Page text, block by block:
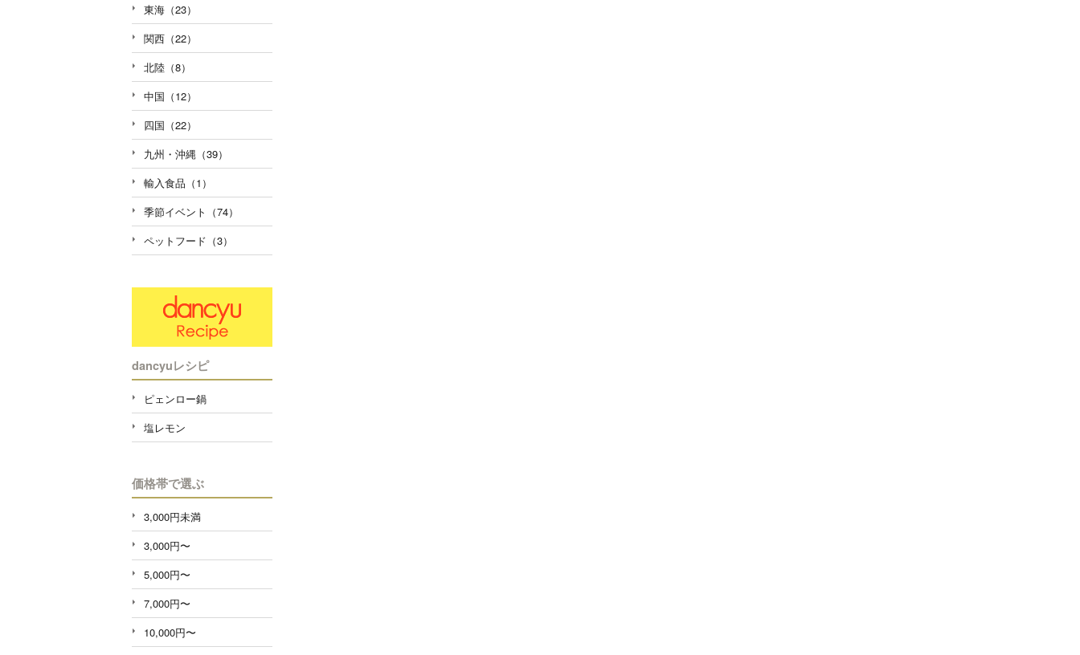
東海（23）
関西（22）
北陸（8）
中国（12）
四国（22）
九州・沖縄（39）
輸入食品（1）
季節イベント（74）
ペットフード（3）
dancyuレシピ
ピェンロー鍋
塩レモン
価格帯で選ぶ
3,000円未満
3,000円〜
5,000円〜
7,000円〜
10,000円〜